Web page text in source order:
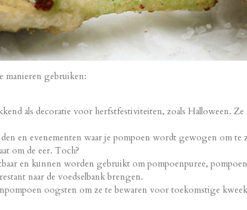
manieren gebruiken:
als decoratie voor herfstfestiviteiten, zoals Halloween.
en evenementen waar je pompoen wordt gewogen om
om de eer. Toch?
en kunnen worden gebruikt om pompoenpuree,
naar de voedselbank brengen.
oogsten om ze te bewaren voor toekomstige